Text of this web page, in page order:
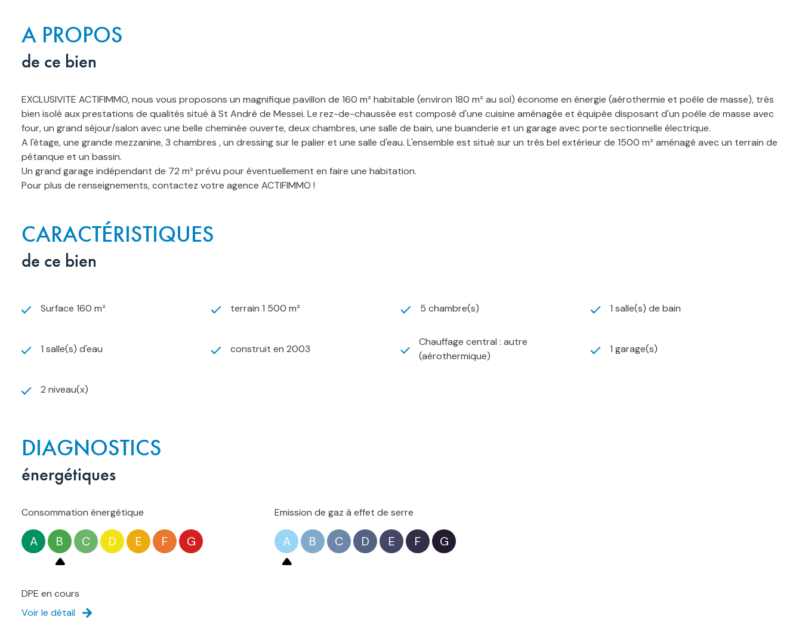
A PROPOS
de ce bien
EXCLUSIVITE ACTIFIMMO, nous vous proposons un magnifique pavillon de 160 m² habitable (environ 180 m² au sol) économe en énergie (aérothermie et poêle de masse), très
bien isolé aux prestations de qualités situé à St André de Messei. Le rez-de-chaussée est composé d'une cuisine aménagée et équipée disposant d'un poêle de masse avec
four, un grand séjour/salon avec une belle cheminée ouverte, deux chambres, une salle de bain, une buanderie et un garage avec porte sectionnelle électrique.
A l'étage, une grande mezzanine, 3 chambres , un dressing sur le palier et une salle d'eau. L'ensemble est situé sur un très bel extérieur de 1500 m² aménagé avec un terrain de
pétanque et un bassin.
Un grand garage indépendant de 72 m² prévu pour éventuellement en faire une habitation.
Pour plus de renseignements, contactez votre agence ACTIFIMMO !
CARACTÉRISTIQUES
de ce bien
Surface 160 m² terrain 1 500 m² 5 chambre(s) 1 salle(s) de bain
1 salle(s) d'eau construit en 2003
Chauffage central : autre
(aérothermique)
1 garage(s)
2 niveau(x)
DIAGNOSTICS
énergétiques
Consommation énergétique
A B C D E F G
Emission de gaz à effet de serre
A B C D E F G
DPE en cours
Voir le détail